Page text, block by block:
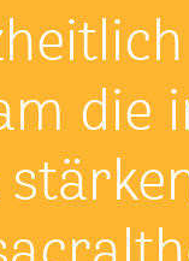
die